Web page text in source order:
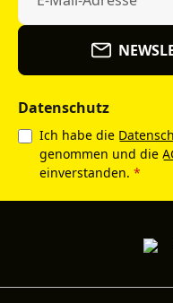
Datenschutz
Ich habe die
genommen und die
einverstanden. *